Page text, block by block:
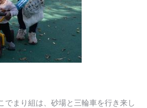
でまり組は、砂場と三輪車を行き来し